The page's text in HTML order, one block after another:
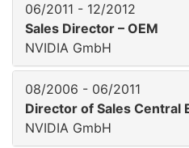
06/2011 - 12/2012
Sales Director – OEM
NVIDIA GmbH
08/2006 - 06/2011
Director of Sales Central
NVIDIA GmbH